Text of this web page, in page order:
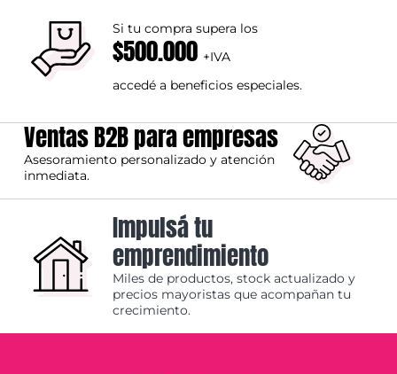
Si tu compra supera los
$500.000 +IVA
accedé a beneficios especiales.
Ventas B2B para empresas
Asesoramiento personalizado y atención
inmediata.
Impulsá tu
emprendimiento
Miles de productos, stock actualizado y
precios mayoristas que acompañan tu
crecimiento.